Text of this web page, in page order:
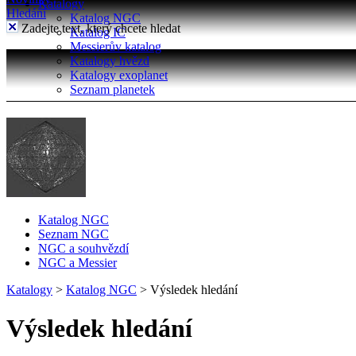
Katalogy
Katalog NGC
Katalog IC
Messierův katalog
Katalogy hvězd
Katalogy exoplanet
Seznam planetek
Hledání
Zadejte text, který chcete hledat
Katalog NGC
Seznam NGC
NGC a souhvězdí
NGC a Messier
Katalogy > Katalog NGC > Výsledek hledání
Výsledek hledání